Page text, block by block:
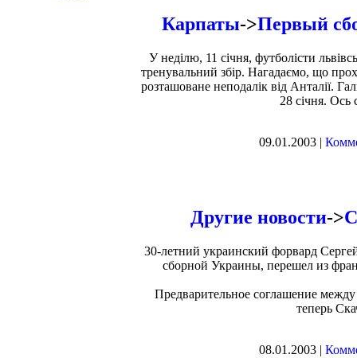
Карпаты->Первый
У неділю, 11 січня, футболісти
тренувальний збір. Нагадаємо, що
розташоване неподалік від Анталії.
28 січня. Ось
09.01.2003 |
Другие новости->
30-летний украинский форвард
сборной Украины, перешел из
Предварительное соглашение
теперь
08.01.2003 |